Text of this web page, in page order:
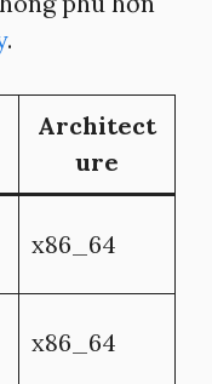
.
Architect
ure
x86_64
x86_64